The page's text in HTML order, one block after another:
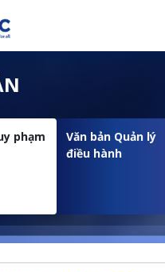
của
phạm
Văn bản Quản lý
điều hành